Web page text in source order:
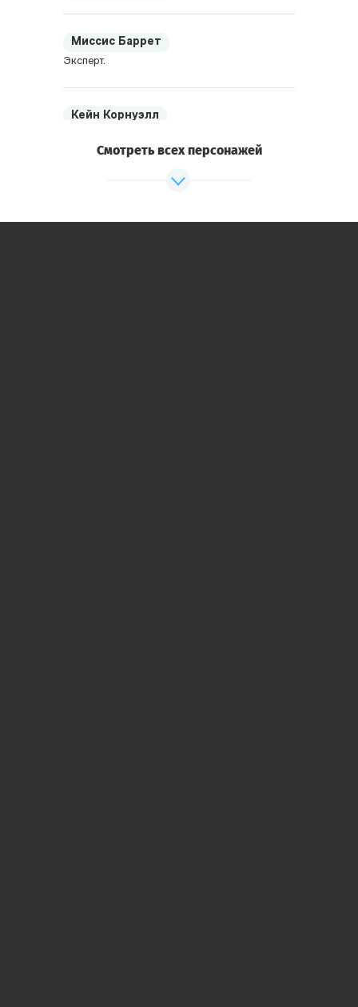
Миссис Баррет
Эксперт.
Кейн Корнуэлл
Смотреть всех персонажей